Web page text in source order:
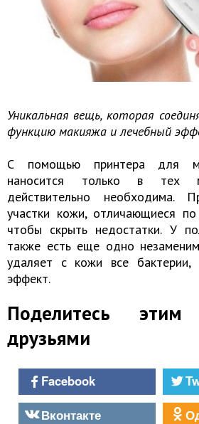
Уникальная вещь, которая
функцию макияжа и лечебный
С помощью принтера для
наносится только в тех
действительно необходима.
участки кожи, отличающиеся
чтобы скрыть недостатки. У
также есть еще одно
удаляет с кожи все бактерии,
эффект.
Поделитесь
друзьями
Facebook
Вконтакте